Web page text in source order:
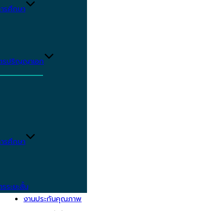
รศึกษา
รปริญญาเอก
รศึกษา
ระยะสั้น
งานประกันคุณภาพ